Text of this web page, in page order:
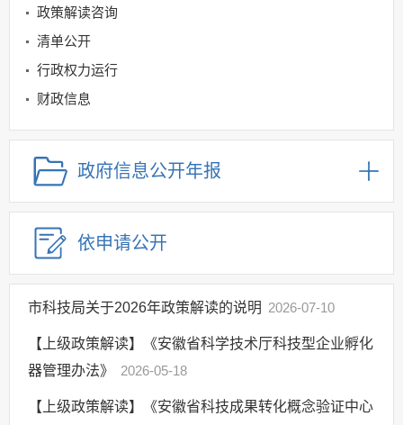
政策解读咨询
清单公开
行政权力运行
财政信息
科技管理和项目领域
规划信息
建议提案办理
公务员及事业单位招录
应急管理
回应关切
监督保障
政府信息公开年报
依申请公开
市科技局关于2026年政策解读的说明 2026-07-10
【上级政策解读】《安徽省科学技术厅科技型企业孵化
器管理办法》
2026-05-18
【上级政策解读】《安徽省科技成果转化概念验证中心